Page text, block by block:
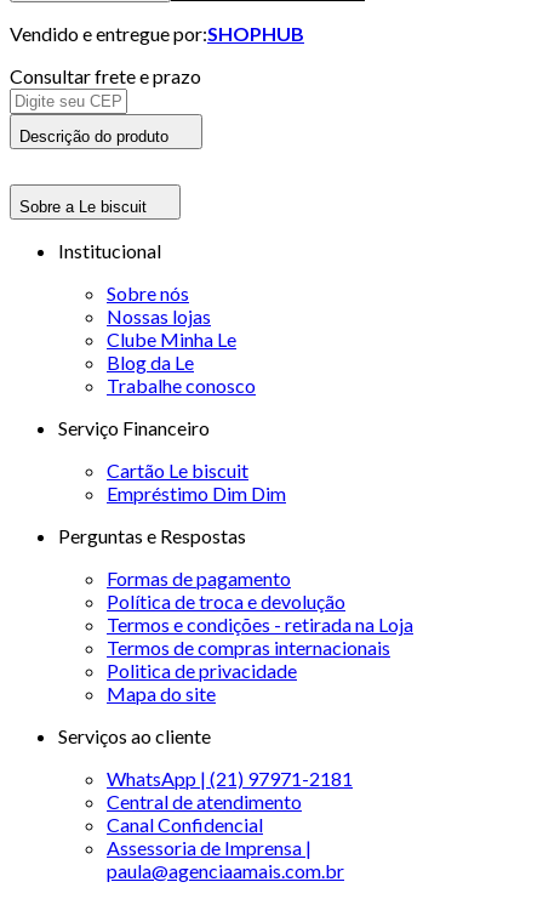
Vendido e entregue por:SHOPHUB
Consultar frete e prazo
Descrição do produto
Sobre a Le biscuit
Institucional
Sobre nós
Nossas lojas
Clube Minha Le
Blog da Le
Trabalhe conosco
Serviço Financeiro
Cartão Le biscuit
Empréstimo Dim Dim
Perguntas e Respostas
Formas de pagamento
Política de troca e devolução
Termos e condições - retirada na Loja
Termos de compras internacionais
Politica de privacidade
Mapa do site
Serviços ao cliente
WhatsApp | (21) 97971-2181
Central de atendimento
Canal Confidencial
Assessoria de Imprensa |
paula@agenciaamais.com.br